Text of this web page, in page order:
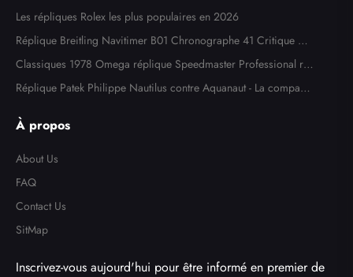
Les répliques Rolex les plus populaires en 2026
Réplique Breitling Navitimer B01 Chronographe 41 Critique de
la montre
Classiques 1978 Omega réplique Speedmaster Professional ré
f. 145,022
Réplique Patek Philippe Nautilus contre Aquanaut - La comparai
À propos
About Us
FAQ
Contact Us
SitMap
Inscrivez-vous aujourd'hui pour être informé en premier de